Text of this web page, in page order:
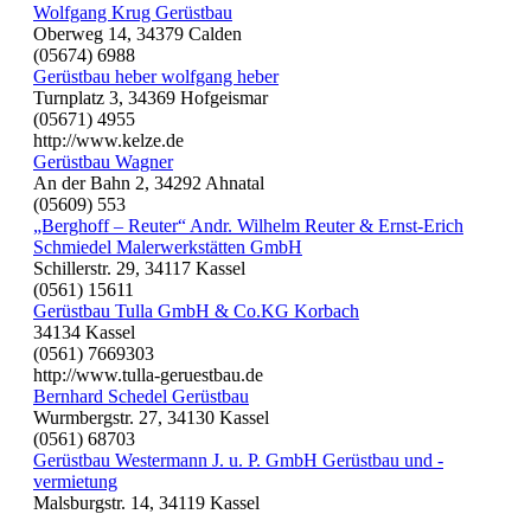
Wolfgang Krug Gerüstbau
Oberweg 14, 34379 Calden
(05674) 6988
Gerüstbau heber wolfgang heber
Turnplatz 3, 34369 Hofgeismar
(05671) 4955
http://www.kelze.de
Gerüstbau Wagner
An der Bahn 2, 34292 Ahnatal
(05609) 553
„Berghoff – Reuter“ Andr. Wilhelm Reuter & Ernst-Erich
Schmiedel Malerwerkstätten GmbH
Schillerstr. 29, 34117 Kassel
(0561) 15611
Gerüstbau Tulla GmbH & Co.KG Korbach
34134 Kassel
(0561) 7669303
http://www.tulla-geruestbau.de
Bernhard Schedel Gerüstbau
Wurmbergstr. 27, 34130 Kassel
(0561) 68703
Gerüstbau Westermann J. u. P. GmbH Gerüstbau und -
vermietung
Malsburgstr. 14, 34119 Kassel